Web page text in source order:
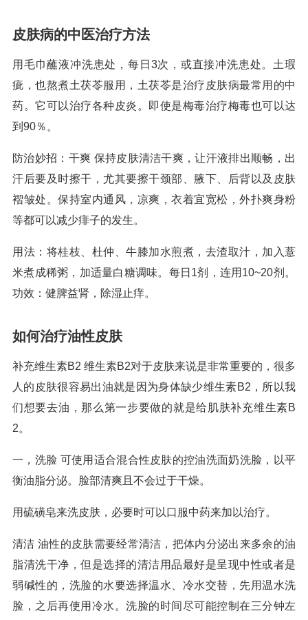
皮肤病的中医治疗方法
用毛巾蘸液冲洗患处，每日3次，或直接冲洗患处。土瑕
疵，也熬煮土茯苓服用，土茯苓是治疗皮肤病最常用的中
药。它可以治疗各种皮炎。即使是梅毒治疗梅毒也可以达
到90％。
防治妙招：干爽 保持皮肤清洁干爽，让汗液排出顺畅，出
汗后要及时擦干，尤其要擦干颈部、腋下、后背以及皮肤
褶皱处。保持室内通风，凉爽，衣着宜宽松，外扑爽身粉
等都可以减少痱子的发生。
用法：将桂枝、杜仲、牛膝加水煎煮，去渣取汁，加入薏
米煮成稀粥，加适量白糖调味。每日1剂，连用10~20剂。
功效：健脾益肾，除湿止痒。
如何治疗油性皮肤
补充维生素B2 维生素B2对于皮肤来说是非常重要的，很多
人的皮肤很容易出油就是因为身体缺少维生素B2，所以我
们想要去油，那么第一步要做的就是给肌肤补充维生素B
2。
一，洗脸 可使用适合混合性皮肤的控油洗面奶洗脸，以平
衡油脂分泌。脸部清爽且不会过于干燥。
用硫磺皂来洗皮肤，必要时可以口服中药来加以治疗。
清洁 油性的皮肤需要经常清洁，把体内分泌出来多余的油
脂清洗干净，但是选择的清洁用品最好是呈现中性或者是
弱碱性的，洗脸的水要选择温水、冷水交替，先用温水洗
脸，之后再使用冷水。洗脸的时间尽可能控制在三分钟左